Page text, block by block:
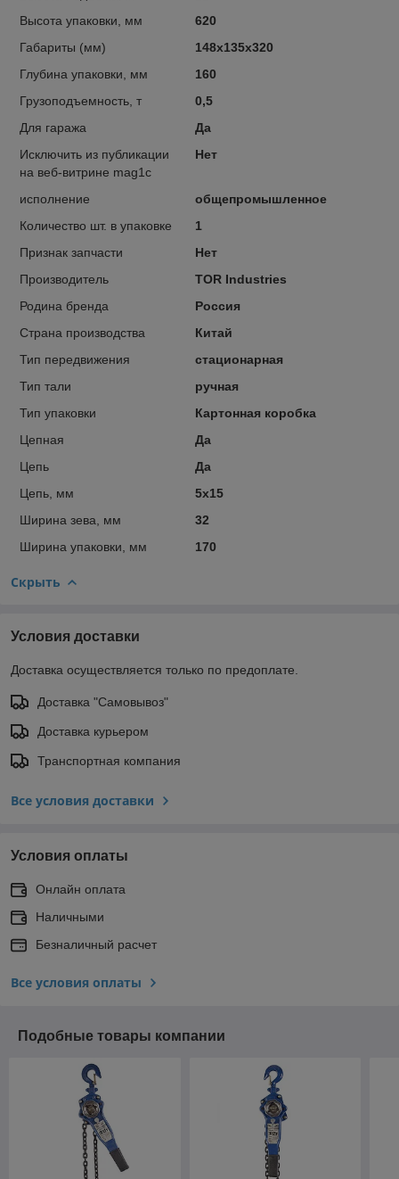
Высота упаковки, мм
620
Габариты (мм)
148х135х320
Глубина упаковки, мм
160
Грузоподъемность, т
0,5
Для гаража
Да
Исключить из публикации
на веб-витрине mag1c
Нет
исполнение
общепромышленное
Количество шт. в упаковке
1
Признак запчасти
Нет
Производитель
TOR Industries
Родина бренда
Россия
Страна производства
Китай
Тип передвижения
стационарная
Тип тали
ручная
Тип упаковки
Картонная коробка
Цепная
Да
Цепь
Да
Цепь, мм
5х15
Ширина зева, мм
32
Ширина упаковки, мм
170
Скрыть
Условия доставки
Доставка осуществляется только по предоплате.
Доставка "Самовывоз"
Доставка курьером
Транспортная компания
Все условия доставки
Условия оплаты
Онлайн оплата
Наличными
Безналичный расчет
Все условия оплаты
Подобные товары компании